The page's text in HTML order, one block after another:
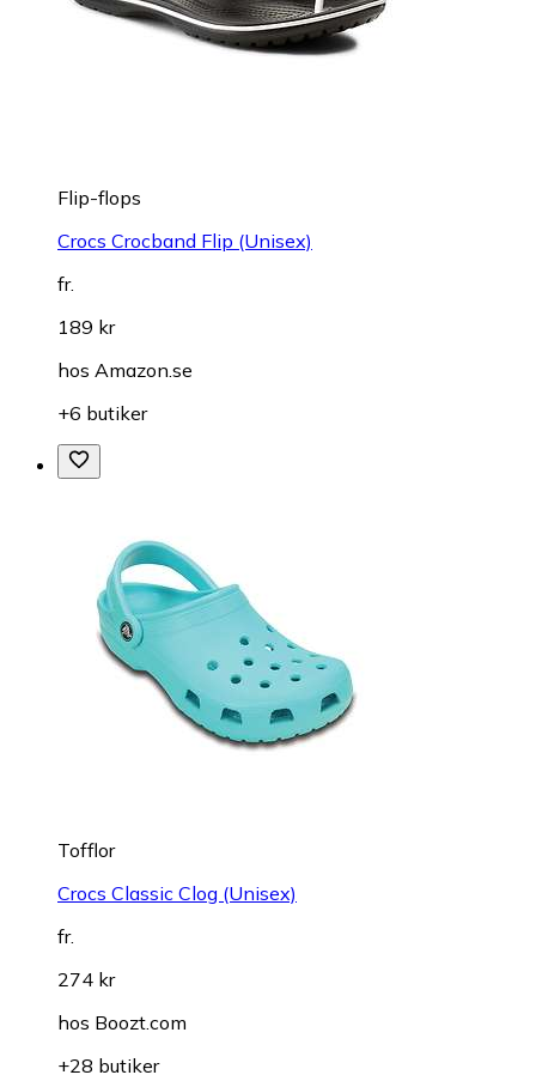
Flip-flops
Crocs Crocband Flip (Unisex)
fr.
189 kr
hos Amazon.se
+6 butiker
Tofflor
Crocs Classic Clog (Unisex)
fr.
274 kr
hos Boozt.com
+28 butiker